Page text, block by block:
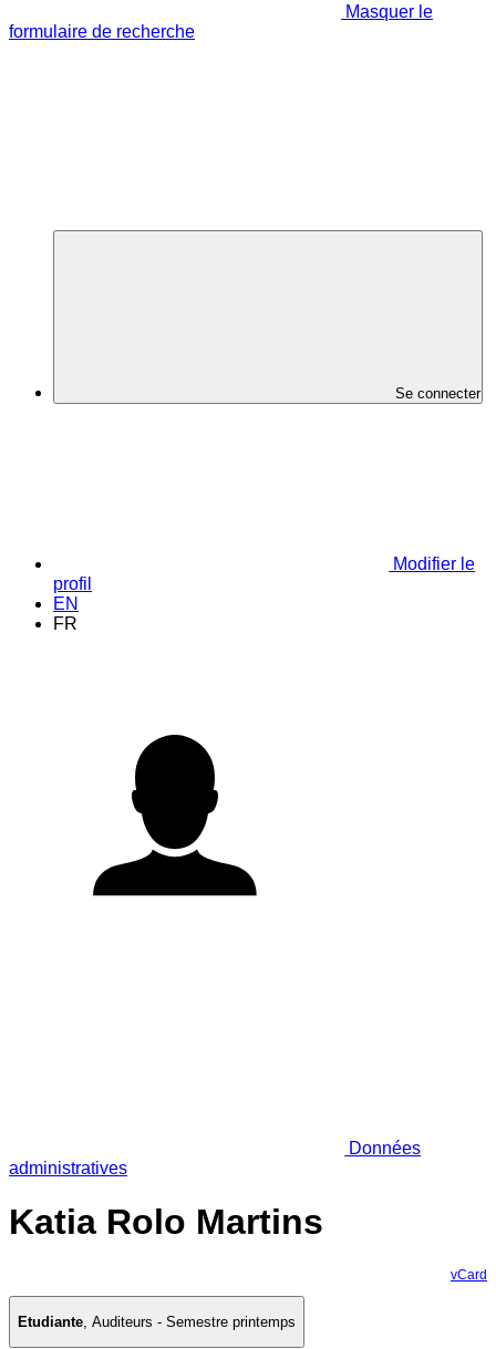
Masquer le
formulaire de recherche
Se connecter
Modifier le
profil
EN
FR
Données
administratives
Katia Rolo Martins
vCard
Etudiante, Auditeurs - Semestre printemps